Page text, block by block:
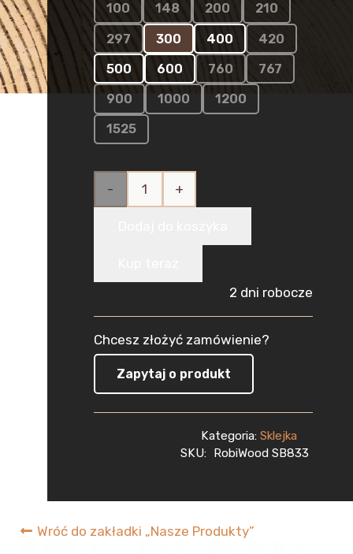
Wróć do zakładki „Nasze Produkty”
100 148 200 210
297 300 400 420
500 600 760 767
900 1000 1200
1525
ilość
do Lasera
8mm
(300x300
1szt
2 dni robocze
Chcesz złożyć zamówienie?
Zapytaj o produkt
Kategoria: Sklejka
SKU: RobiWood SB833